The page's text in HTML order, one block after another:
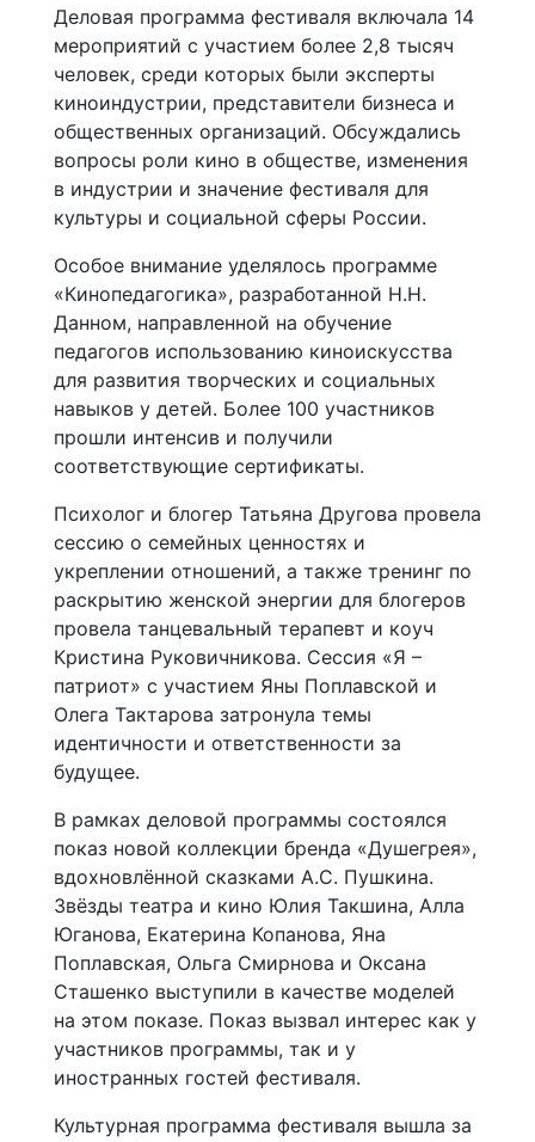
Деловая программа фестиваля включала 14
мероприятий с участием более 2,8 тысяч
человек, среди которых были эксперты
киноиндустрии, представители бизнеса и
общественных организаций. Обсуждались
вопросы роли кино в обществе, изменения
в индустрии и значение фестиваля для
культуры и социальной сферы России.
Особое внимание уделялось программе
«Кинопедагогика», разработанной Н.Н.
Данном, направленной на обучение
педагогов использованию киноискусства
для развития творческих и социальных
навыков у детей. Более 100 участников
прошли интенсив и получили
соответствующие сертификаты.
Психолог и блогер Татьяна Другова провела
сессию о семейных ценностях и
укреплении отношений, а также тренинг по
раскрытию женской энергии для блогеров
провела танцевальный терапевт и коуч
Кристина Руковичникова. Сессия «Я –
патриот» с участием Яны Поплавской и
Олега Тактарова затронула темы
идентичности и ответственности за
будущее.
В рамках деловой программы состоялся
показ новой коллекции бренда «Душегрея»,
вдохновлённой сказками А.С. Пушкина.
Звёзды театра и кино Юлия Такшина, Алла
Юганова, Екатерина Копанова, Яна
Поплавская, Ольга Смирнова и Оксана
Сташенко выступили в качестве моделей
на этом показе. Показ вызвал интерес как у
участников программы, так и у
иностранных гостей фестиваля.
Культурная программа фестиваля вышла за